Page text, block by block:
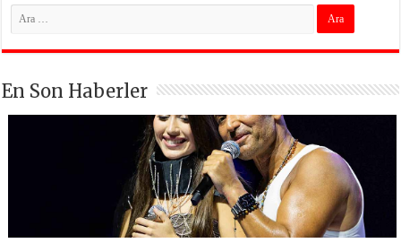
En Son Haberler